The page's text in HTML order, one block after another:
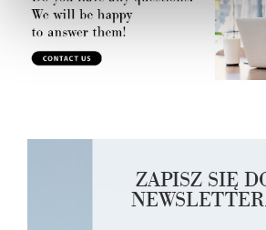
Wykorzystujemy pliki cookie do
reklam, aby oferować Ci funkcje
analizować ruch w naszych
mogą udostępniać te informacje z
korzystania z ich usług.ZAPISZ SIĘ